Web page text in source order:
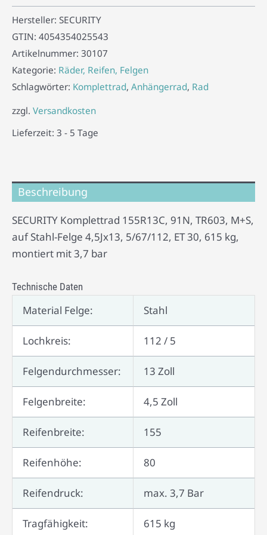
Hersteller: SECURITY
GTIN: 4054354025543
Artikelnummer: 30107
Kategorie: Räder, Reifen, Felgen
Schlagwörter: Komplettrad, Anhängerrad, Rad
zzgl. Versandkosten
Lieferzeit: 3 - 5 Tage
Beschreibung
SECURITY Komplettrad 155R13C, 91N, TR603, M+S,
auf Stahl-Felge 4,5Jx13, 5/67/112, ET 30, 615 kg,
montiert mit 3,7 bar
Technische Daten
Material Felge: Stahl
Lochkreis: 112 / 5
Felgendurchmesser: 13 Zoll
Felgenbreite: 4,5 Zoll
Reifenbreite: 155
Reifenhöhe: 80
Reifendruck: max. 3,7 Bar
Tragfähigkeit: 615 kg